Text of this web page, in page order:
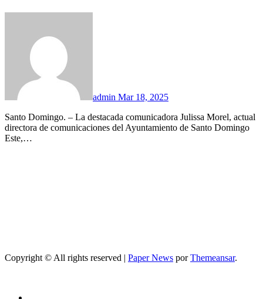
admin Mar 18, 2025
Santo Domingo. – La destacada comunicadora Julissa Morel, actual
directora de comunicaciones del Ayuntamiento de Santo Domingo
Este,…
Copyright © All rights reserved | Paper News porThemeansar.